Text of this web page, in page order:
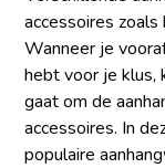
accessoires
Wanneer je
hebt voor je klus,
gaat om de
accessoires. In
populaire